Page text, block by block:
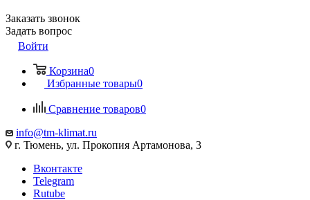
Заказать звонок
Задать вопрос
Войти
Корзина0
Избранные товары0
Сравнение товаров0
info@tm-klimat.ru
г. Тюмень, ул. Прокопия Артамонова, 3
Вконтакте
Telegram
Rutube